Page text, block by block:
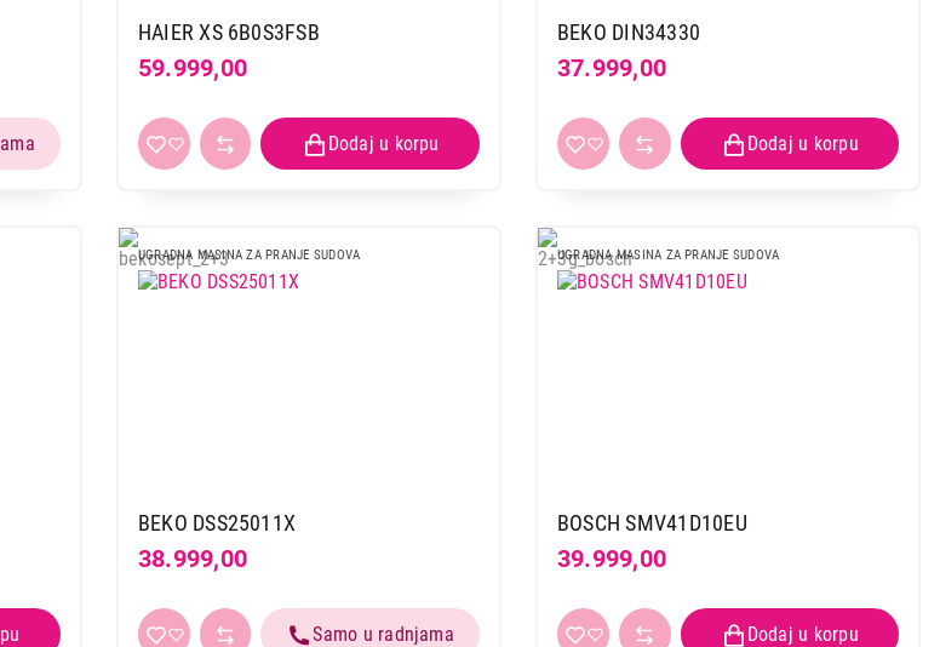
HAIER XS 6B0S3FSB
59.999,00
BEKO DIN34330
37.999,00
UGRADNA MASINA ZA PRANJE SUDOVA
BEKO DSS25011X
38.999,00
UGRADNA MASINA ZA PRANJE SUDOVA
BOSCH SMV41D10EU
39.999,00
je dodat u korpu.
0,00